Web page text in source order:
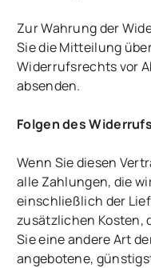
Zur Wahrung der
Sie die Mitteilung
Widerrufsrechts vor
absenden.
Folgen des Widerrufs
Wenn Sie diesen
alle Zahlungen, die
einschließlich der
zusätzlichen Kosten,
Sie eine andere Art
angebotene,